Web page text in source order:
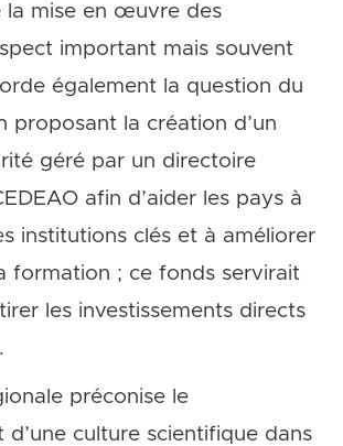
la mise en œuvre des
important mais souvent
également la question du
proposant la création d’un
géré par un directoire
afin d’aider les pays à
institutions clés et à améliorer
formation ; ce fonds servirait
les investissements directs
préconise le
d’une culture scientifique dans